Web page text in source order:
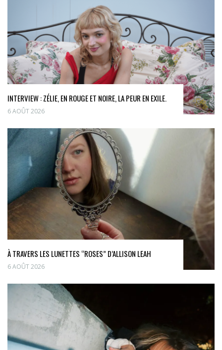
INTERVIEW : ZÉLIE, EN ROUGE ET NOIRE, LA PEUR EN EXILE.
6 AOÛT 2026
À TRAVERS LES LUNETTES “ROSES” D’ALLISON LEAH
6 AOÛT 2026